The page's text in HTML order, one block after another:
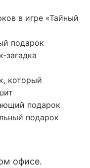
в игре «Тайный
подарок
загадка
который
подарок
подарок
офисе.